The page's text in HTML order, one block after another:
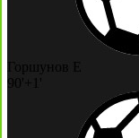
Горшунов Е
90'+1'